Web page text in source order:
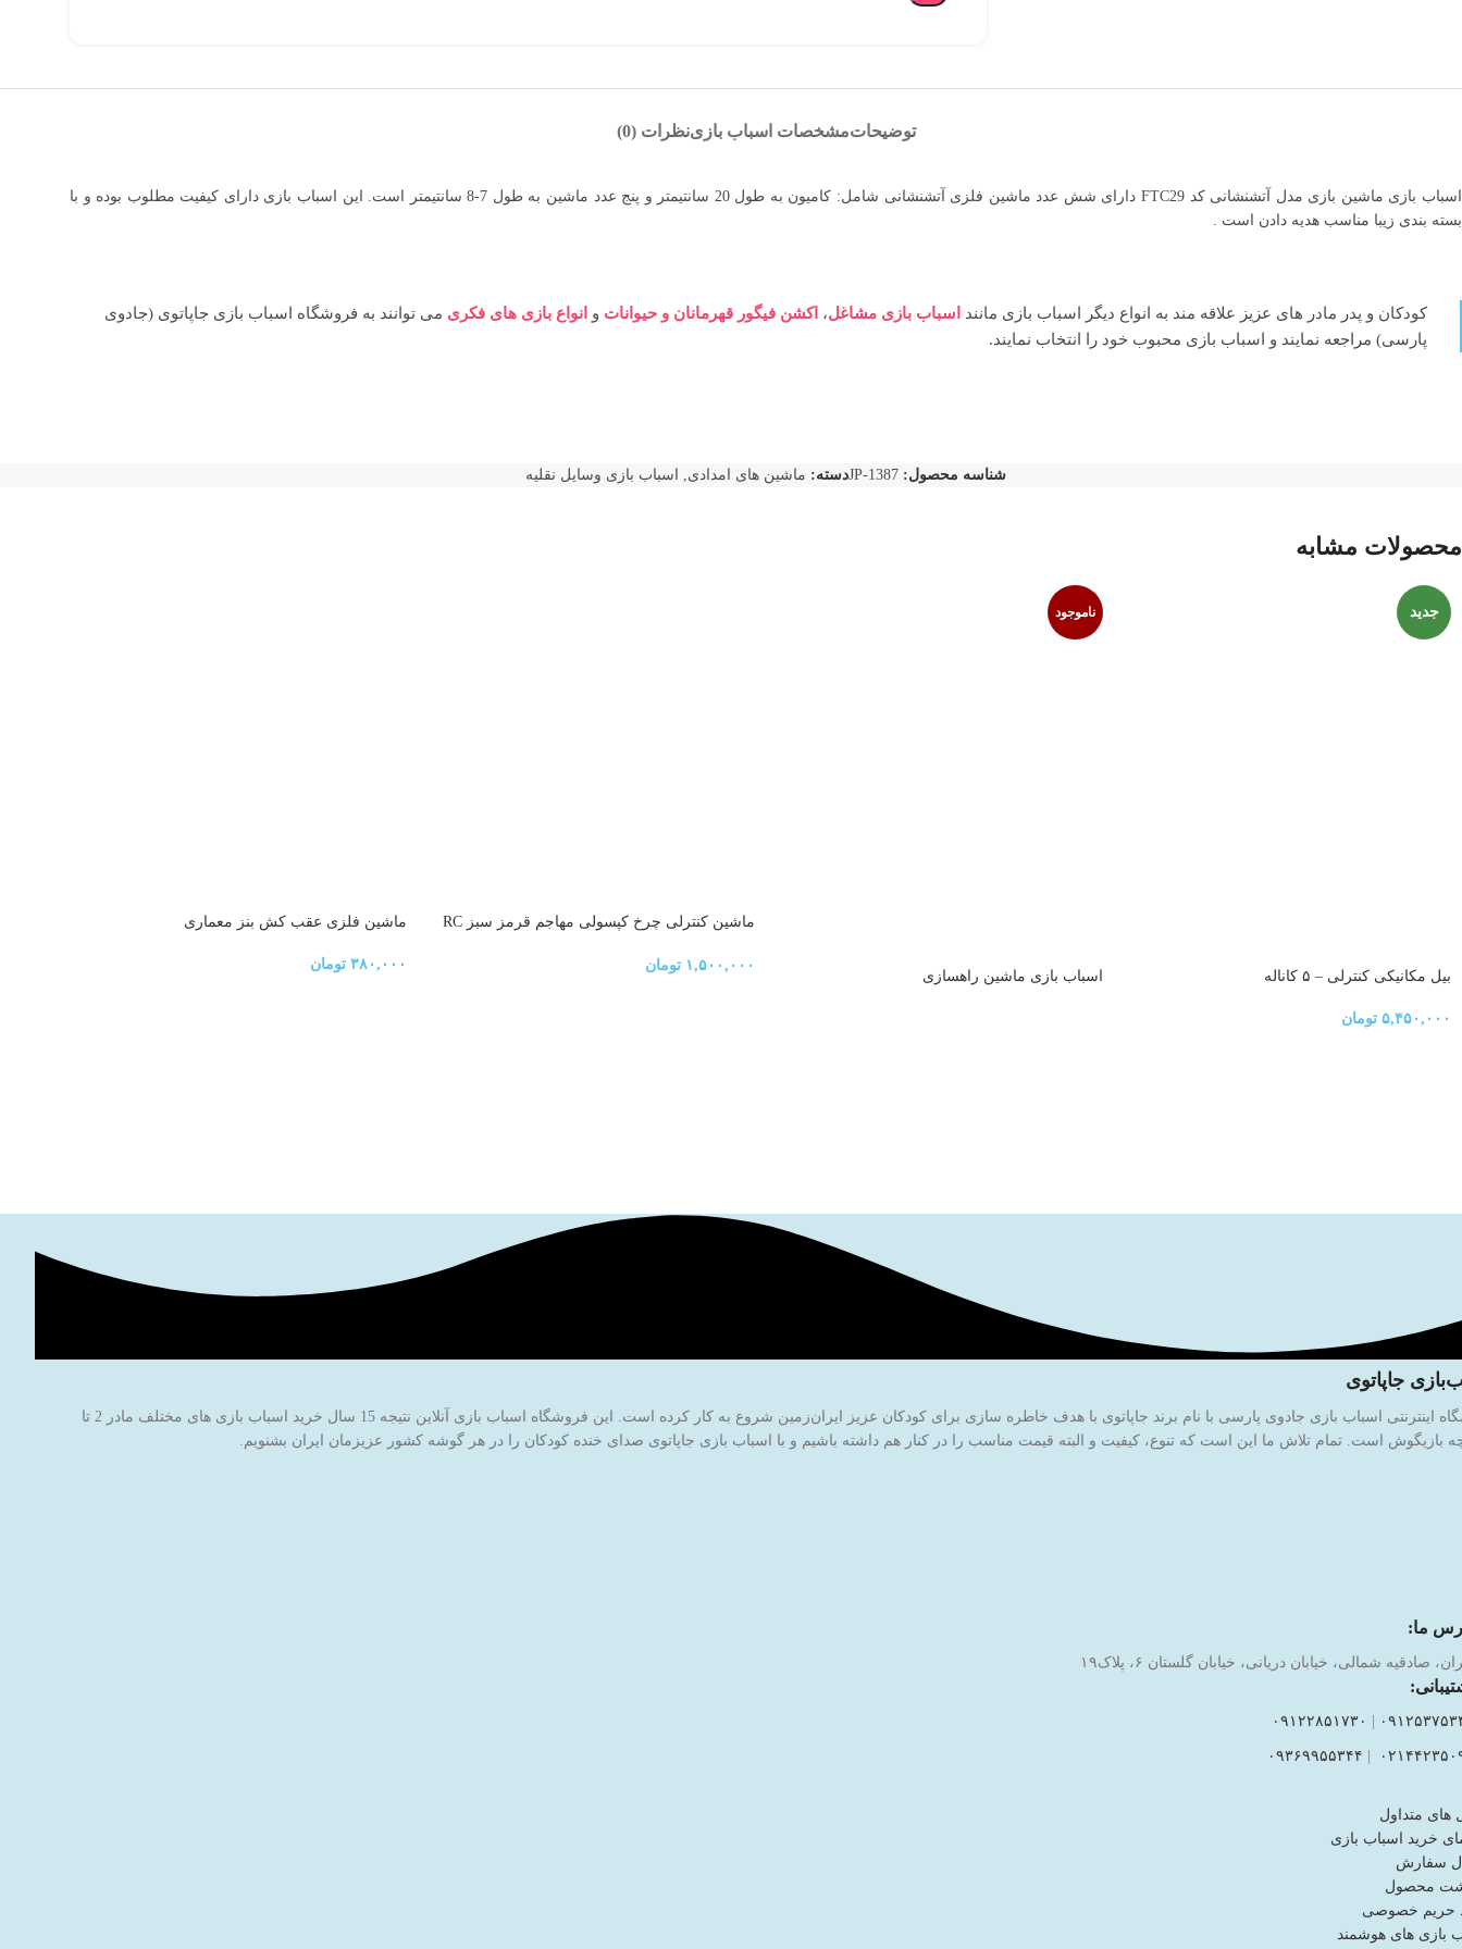
توضیحاتمشخصات اسباب بازینظرات (0)
اسباب بازی ماشین بازی مدل آتشنشانی کد FTC29 دارای شش عدد ماشین فلزی آتشنشانی شامل: کامیون به طول 20 سانتیمتر و پنج عدد ماشین به طول 7-8 سانتیمتر است. این اسباب بازی دارای کیفیت مطلوب بوده و با
بسته بندی زیبا مناسب هدیه دادن است .
کودکان و پدر مادر های عزیز علاقه مند به انواع دیگر اسباب بازی مانند اسباب بازی مشاغل، اکشن فیگور قهرمانان و حیوانات و انواع بازی های فکری می توانند به فروشگاه اسباب بازی جاپاتوی (جادوی
پارسی) مراجعه نمایند و اسباب بازی محبوب خود را انتخاب نمایند.
شناسه محصول: JP-1387دسته: ماشین های امدادی, اسباب بازی وسایل نقلیه
محصولات مشابه
جدید
بیل مکانیکی کنترلی – ۵ کاناله
۵,۴۵۰,۰۰۰ تومان
ناموجود
اسباب بازی ماشین راهسازی
ماشین کنترلی چرخ کپسولی مهاجم قرمز سبز RC
۱,۵۰۰,۰۰۰ تومان
ماشین فلزی عقب کش بنز معماری
۳۸۰,۰۰۰ تومان
جاپاتوی
فروشگاه اینترنتی اسباب بازی جادوی پارسی با نام برند جاپاتوی با هدف خاطره سازی برای کودکان عزیز ایران‌زمین شروع به کار کرده است. این فروشگاه اسباب بازی آنلاین نتیجه 15 سال خرید اسباب بازی های مختلف مادر 2 تا
بازیگوش است. تمام تلاش ما این است که تنوع، کیفیت و البته قیمت مناسب را در کنار هم داشته باشیم و با اسباب بازی جاپاتوی صدای خنده کودکان را در هر گوشه کشور عزیزمان ایران بشنویم.
ما:
صادقیه شمالی، خیابان دریانی، خیابان گلستان ۶، پلاک۱۹
۰۹۱۲۲۸۵۱۷۳۰
۰۹۳۶۹۹۵۵۳۴۴
های متداول
خرید اسباب بازی
سفارش
محصول
حریم خصوصی
بازی های هوشمند